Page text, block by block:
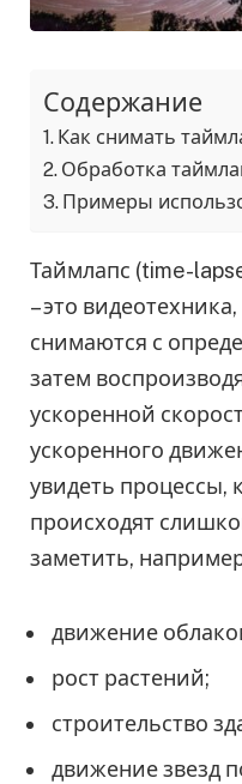
Содержание
Как снимать
Обработка
Примеры
Таймлапс (time-
– это
снимаются с
затем
ускоренной
ускоренного
увидеть процессы,
происходят
заметить,
движение
рост растений;
строительство
движение звезд